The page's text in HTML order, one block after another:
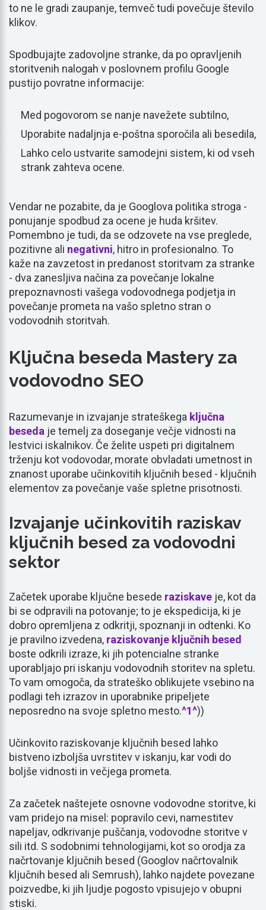
to ne le gradi zaupanje, temveč tudi povečuje število
klikov.
Spodbujajte zadovoljne stranke, da po opravljenih
storitvenih nalogah v poslovnem profilu Google
pustijo povratne informacije:
Med pogovorom se nanje navežete subtilno,
Uporabite nadaljnja e-poštna sporočila ali besedila,
Lahko celo ustvarite samodejni sistem, ki od vseh
strank zahteva ocene.
Vendar ne pozabite, da je Googlova politika stroga -
ponujanje spodbud za ocene je huda kršitev.
Pomembno je tudi, da se odzovete na vse preglede,
pozitivne ali negativni, hitro in profesionalno. To
kaže na zavzetost in predanost storitvam za stranke
- dva zanesljiva načina za povečanje lokalne
prepoznavnosti vašega vodovodnega podjetja in
povečanje prometa na vašo spletno stran o
vodovodnih storitvah.
Ključna beseda Mastery za
vodovodno SEO
Razumevanje in izvajanje strateškega ključna
beseda je temelj za doseganje večje vidnosti na
lestvici iskalnikov. Če želite uspeti pri digitalnem
trženju kot vodovodar, morate obvladati umetnost in
znanost uporabe učinkovitih ključnih besed - ključnih
elementov za povečanje vaše spletne prisotnosti.
Izvajanje učinkovitih raziskav
ključnih besed za vodovodni
sektor
Začetek uporabe ključne besede raziskave je, kot da
bi se odpravili na potovanje; to je ekspedicija, ki je
dobro opremljena z odkritji, spoznanji in odtenki. Ko
je pravilno izvedena, raziskovanje ključnih besed
boste odkrili izraze, ki jih potencialne stranke
uporabljajo pri iskanju vodovodnih storitev na spletu.
To vam omogoča, da strateško oblikujete vsebino na
podlagi teh izrazov in uporabnike pripeljete
neposredno na svoje spletno mesto.^1^))
Učinkovito raziskovanje ključnih besed lahko
bistveno izboljša uvrstitev v iskanju, kar vodi do
boljše vidnosti in večjega prometa.
Za začetek naštejete osnovne vodovodne storitve, ki
vam pridejo na misel: popravilo cevi, namestitev
napeljav, odkrivanje puščanja, vodovodne storitve v
sili itd. S sodobnimi tehnologijami, kot so orodja za
načrtovanje ključnih besed (Googlov načrtovalnik
ključnih besed ali Semrush), lahko najdete povezane
poizvedbe, ki jih ljudje pogosto vpisujejo v obupni
stiski.